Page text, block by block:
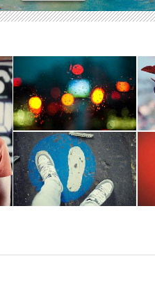
DAY 2
Colorize / Objects
Landscape / People